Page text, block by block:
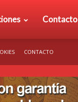
Contacto
CONTACTO